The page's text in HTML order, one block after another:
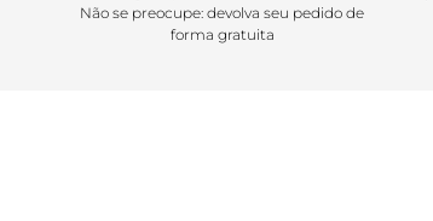
Não se preocupe: devolva seu pedido de
forma gratuita